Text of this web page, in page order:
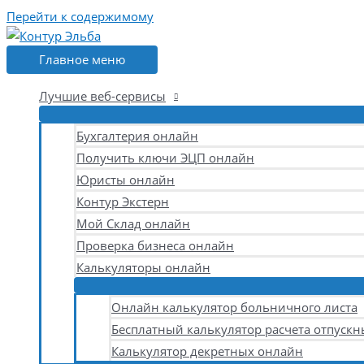
Перейти к содержимому
Главное меню
Лучшие веб-сервисы
Бухгалтерия онлайн
Получить ключи ЭЦП онлайн
Юристы онлайн
Контур Экстерн
Мой Склад онлайн
Проверка бизнеса онлайн
Калькуляторы онлайн
Онлайн калькулятор больничного листа
Бесплатный калькулятор расчета
Калькулятор декретных онлайн